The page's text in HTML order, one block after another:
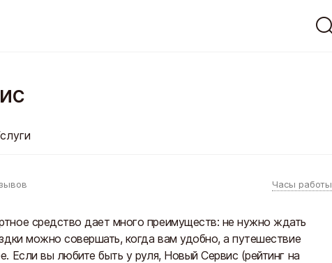
Часы работы
средство дает много преимуществ: не нужно ждать
можно совершать, когда вам удобно, а путешествие
Если вы любите быть у руля, Новый Сервис (рейтинг на